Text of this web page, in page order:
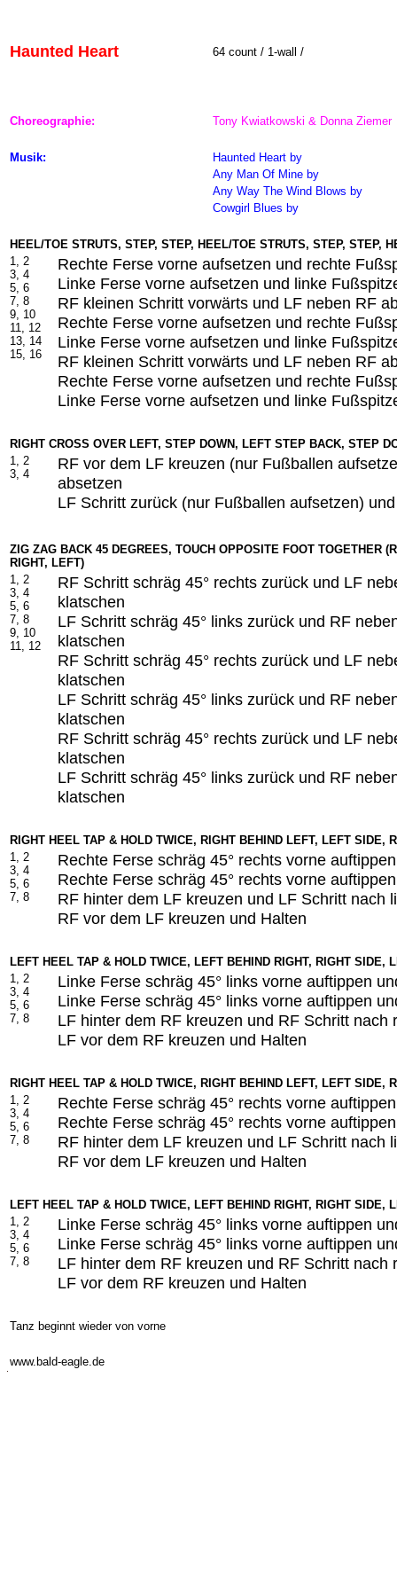
Haunted Heart 64 count / 1-wall /
Choreographie: Tony Kwiatkowski & Donna Ziemer
Musik: Haunted Heart by
Any Man Of Mine by
Any Way The Wind Blows by
Cowgirl Blues by
HEEL/TOE STRUTS, STEP, STEP, HEEL/TOE STRUTS, STEP, STEP,
1, 2
3, 4
5, 6
7, 8
9, 10
11, 12
13, 14
15, 16
Rechte Ferse vorne aufsetzen und rechte
Linke Ferse vorne aufsetzen und linke
RF kleinen Schritt vorwärts und LF neben RF
Rechte Ferse vorne aufsetzen und rechte
Linke Ferse vorne aufsetzen und linke
RF kleinen Schritt vorwärts und LF neben RF
Rechte Ferse vorne aufsetzen und rechte
Linke Ferse vorne aufsetzen und linke
RIGHT CROSS OVER LEFT, STEP DOWN, LEFT STEP BACK, STEP
1, 2
3, 4
RF vor dem LF kreuzen (nur Fußballen
absetzen
LF Schritt zurück (nur Fußballen aufsetzen)
ZIG ZAG BACK 45 DEGREES, TOUCH OPPOSITE FOOT TOGETHER
RIGHT, LEFT)
1, 2
3, 4
5, 6
7, 8
9, 10
11, 12
RF Schritt schräg 45° rechts zurück und LF
klatschen
LF Schritt schräg 45° links zurück und RF
klatschen
RF Schritt schräg 45° rechts zurück und LF
klatschen
LF Schritt schräg 45° links zurück und RF
klatschen
RF Schritt schräg 45° rechts zurück und LF
klatschen
LF Schritt schräg 45° links zurück und RF
klatschen
RIGHT HEEL TAP & HOLD TWICE, RIGHT BEHIND LEFT, LEFT SIDE,
1, 2
3, 4
5, 6
7, 8
Rechte Ferse schräg 45° rechts vorne
Rechte Ferse schräg 45° rechts vorne
RF hinter dem LF kreuzen und LF Schritt nach
RF vor dem LF kreuzen und Halten
LEFT HEEL TAP & HOLD TWICE, LEFT BEHIND RIGHT, RIGHT SIDE,
1, 2
3, 4
5, 6
7, 8
Linke Ferse schräg 45° links vorne auftippen
Linke Ferse schräg 45° links vorne auftippen
LF hinter dem RF kreuzen und RF Schritt nach
LF vor dem RF kreuzen und Halten
RIGHT HEEL TAP & HOLD TWICE, RIGHT BEHIND LEFT, LEFT SIDE,
1, 2
3, 4
5, 6
7, 8
Rechte Ferse schräg 45° rechts vorne
Rechte Ferse schräg 45° rechts vorne
RF hinter dem LF kreuzen und LF Schritt nach
RF vor dem LF kreuzen und Halten
LEFT HEEL TAP & HOLD TWICE, LEFT BEHIND RIGHT, RIGHT SIDE,
1, 2
3, 4
5, 6
7, 8
Linke Ferse schräg 45° links vorne auftippen
Linke Ferse schräg 45° links vorne auftippen
LF hinter dem RF kreuzen und RF Schritt nach
LF vor dem RF kreuzen und Halten
Tanz beginnt wieder von vorne
www.bald-eagle.de